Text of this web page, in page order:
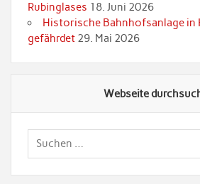
Rubinglases 18. Juni 2026
Historische Bahnhofsanlage in
gefährdet 29. Mai 2026
Webseite